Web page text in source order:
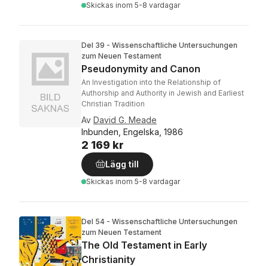
Skickas inom 5-8 vardagar
Del 39 - Wissenschaftliche Untersuchungen
zum Neuen Testament
Pseudonymity and Canon
An Investigation into the Relationship of
Authorship and Authority in Jewish and Earliest
Christian Tradition
Av David G. Meade
Inbunden, Engelska, 1986
2 169 kr
Lägg till
Skickas inom 5-8 vardagar
Del 54 - Wissenschaftliche Untersuchungen
zum Neuen Testament
The Old Testament in Early
Christianity